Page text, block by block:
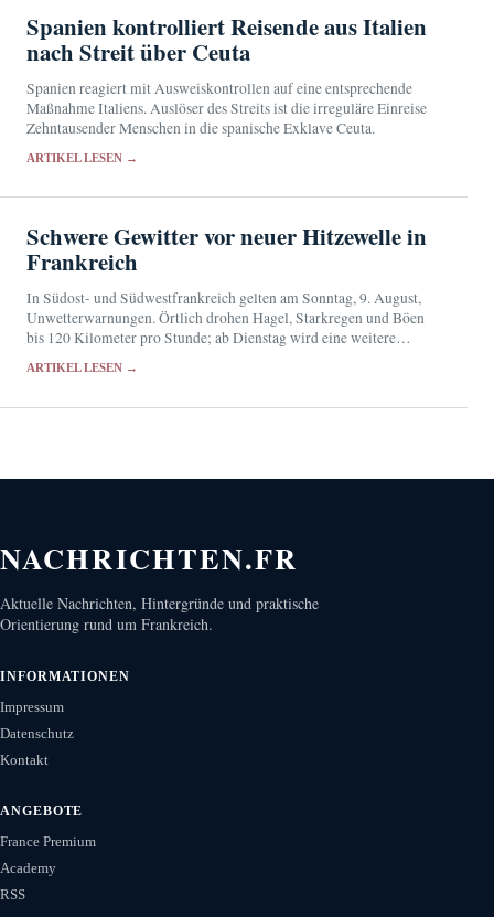
Spanien kontrolliert Reisende aus Italien
nach Streit über Ceuta
Spanien reagiert mit Ausweiskontrollen auf eine entsprechende
Maßnahme Italiens. Auslöser des Streits ist die irreguläre Einreise
Zehntausender Menschen in die spanische Exklave Ceuta.
ARTIKEL LESEN →
Schwere Gewitter vor neuer Hitzewelle in
Frankreich
In Südost- und Südwestfrankreich gelten am Sonntag, 9. August,
Unwetterwarnungen. Örtlich drohen Hagel, Starkregen und Böen
bis 120 Kilometer pro Stunde; ab Dienstag wird eine weitere
ARTIKEL LESEN →
NACHRICHTEN.FR
Aktuelle Nachrichten, Hintergründe und praktische
Orientierung rund um Frankreich.
INFORMATIONEN
Impressum
Datenschutz
Kontakt
ANGEBOTE
France Premium
Academy
RSS